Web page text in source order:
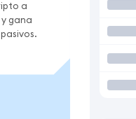
a
gana